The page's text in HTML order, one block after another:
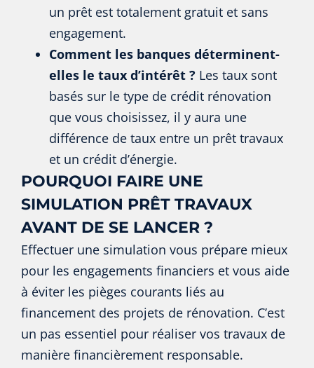
un prêt est totalement gratuit et sans
engagement.
Comment les banques déterminent-
elles le taux d’intérêt ? Les taux sont
basés sur le type de crédit rénovation
que vous choisissez, il y aura une
différence de taux entre un prêt travaux
et un crédit d’énergie.
POURQUOI FAIRE UNE
SIMULATION PRÊT TRAVAUX
AVANT DE SE LANCER ?
Effectuer une simulation vous prépare mieux
pour les engagements financiers et vous aide
à éviter les pièges courants liés au
financement des projets de rénovation. C’est
un pas essentiel pour réaliser vos travaux de
manière financièrement responsable.